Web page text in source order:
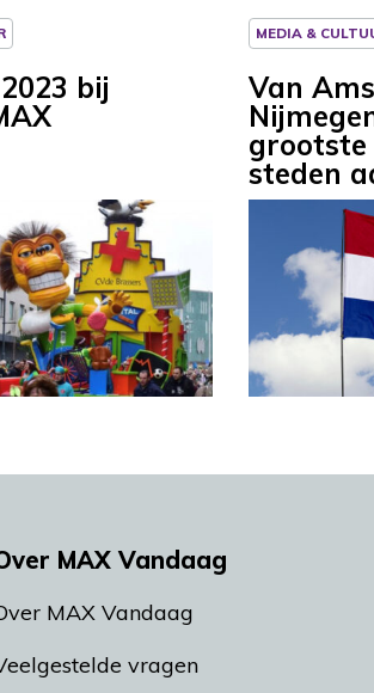
bij
MEDIA &
Van
grootste
steden
MAX Vandaag
MAX Vandaag
vragen